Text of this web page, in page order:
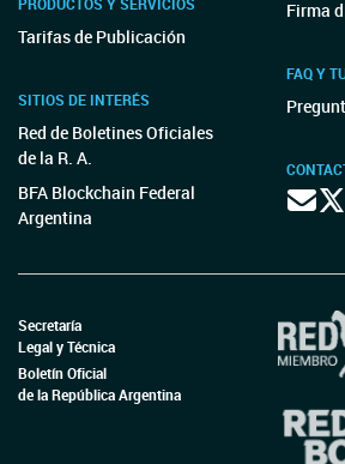
Tarifas de Publicación
SITIOS DE INTERÉS
Red de Boletines Oficiales
de la R. A.
BFA Blockchain Federal
Argentina
Firma
FAQ Y
Secretaría
Legal y Técnica
Boletín Oficial
de la República Argentina